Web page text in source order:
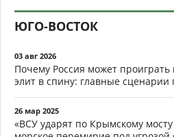
ЮГО-ВОСТОК
03 авг 2026
Почему Россия может проиграть
элит в спину: главные сценарии
26 мар 2025
«ВСУ ударят по Крымскому